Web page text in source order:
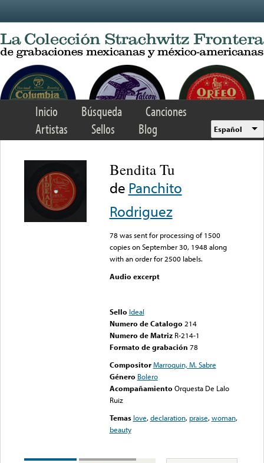
Inicio Búsqueda
Canciones
Artistas
Sellos Blog Español
Bendita Tu
de Panchito
Rodriguez
78 was sent for processing of 1500
copies on September 30, 1948 along
with an order for 2500 labels.
Audio excerpt
Sello Ideal
Numero de Catalogo 214
Numero de Matriz R-214-1
Formato de grabación 78
Compositor Marroquin, M. Sabre
Género Bolero
Acompañamiento Orquesta De Lalo
Ruiz
Temas love,declaration, praise,woman,
beauty